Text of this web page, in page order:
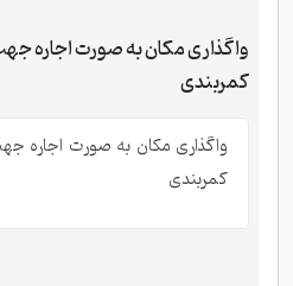
واگذاری مکان به صورت اجاره
کمربندی
واگذاری مکان به صورت اجاره
کمربندی